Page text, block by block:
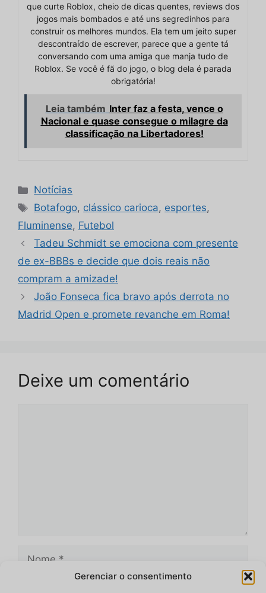
Gerenciar o consentimento
que curte Roblox, cheio de dicas quentes, reviews dos
jogos mais bombados e até uns segredinhos para
construir os melhores mundos. Ela tem um jeito super
descontraído de escrever, parece que a gente tá
conversando com uma amiga que manja tudo de
Roblox. Se você é fã do jogo, o blog dela é parada
obrigatória!
Leia também Inter faz a festa, vence o
Nacional e quase consegue o milagre da
classificação na Libertadores!
Categorias
Notícias
Tags
Botafogo, clássico carioca, esportes,
Fluminense, Futebol
Tadeu Schmidt se emociona com presente
de ex-BBBs e decide que dois reais não
compram a amizade!
João Fonseca fica bravo após derrota no
Madrid Open e promete revanche em Roma!
Deixe um comentário
Nome